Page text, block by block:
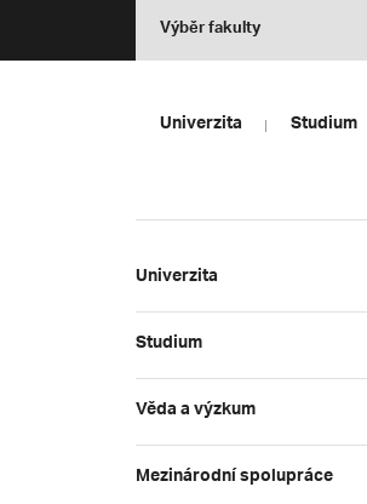
Výběr fakulty
Univerzita Studium
Univerzita
Studium
Věda a výzkum
Mezinárodní spolupráce